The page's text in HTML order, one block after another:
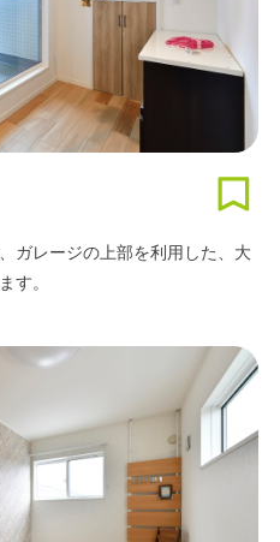
ガレージの上部を利用した、大
す。